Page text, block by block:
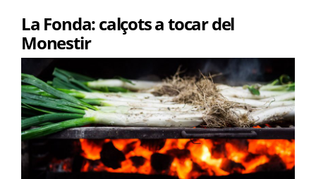
La Fonda: calçots a tocar del
Monestir